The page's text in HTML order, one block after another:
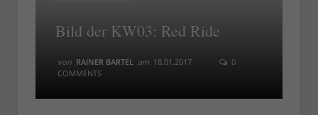
Bild der KW03: Red Ride
von RAINER BARTEL am 18.01.2017
0
COMMENTS